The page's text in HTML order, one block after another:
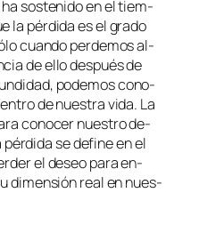
ha sos­te­ni­do en el tiem­
la pér­di­da es el gra­do
cuan­do per­de­mos al­
de ello des­pués de
po­de­mos co­no­
de nues­tra vi­da. La
co­no­cer nues­tro de­
pér­di­da se de­fi­ne en el
el de­seo pa­ra en­
di­men­sión real en nues­